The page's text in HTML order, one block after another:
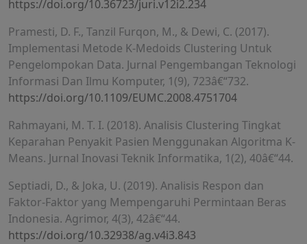
https://doi.org/10.36723/juri.v12i2.234
Pramesti, D. F., Tanzil Furqon, M., & Dewi, C. (2017).
Implementasi Metode K-Medoids Clustering Untuk
Pengelompokan Data. Jurnal Pengembangan Teknologi
Informasi Dan Ilmu Komputer, 1(9), 723â€“732.
https://doi.org/10.1109/EUMC.2008.4751704
Rahmayani, M. T. I. (2018). Analisis Clustering Tingkat
Keparahan Penyakit Pasien Menggunakan Algoritma K-
Means. Jurnal Inovasi Teknik Informatika, 1(2), 40â€“44.
Septiadi, D., & Joka, U. (2019). Analisis Respon dan
Faktor-Faktor yang Mempengaruhi Permintaan Beras
Indonesia. Agrimor, 4(3), 42â€“44.
https://doi.org/10.32938/ag.v4i3.843